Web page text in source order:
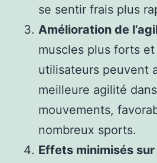
se sentir frais plus
Amélioration de
muscles plus forts
utilisateurs peuvent
meilleure agilité
mouvements,
nombreux sports.
Effets minimisés sur